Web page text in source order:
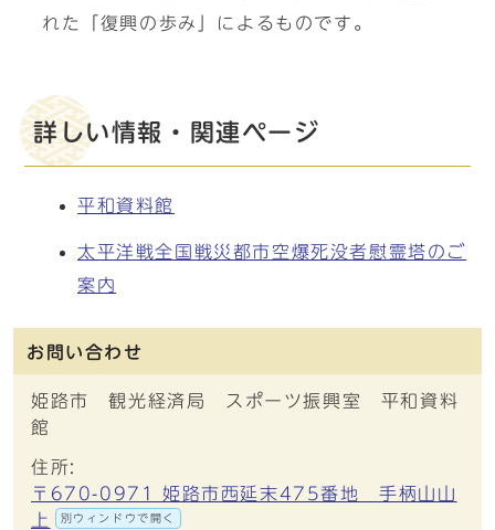
れた「復興の歩み」によるものです。
詳しい情報・関連ページ
平和資料館
太平洋戦全国戦災都市空爆死没者慰霊塔のご
案内
お問い合わせ
姫路市 観光経済局 スポーツ振興室 平和資料
館
住所:
〒670-0971 姫路市西延末475番地 手柄山山
上
別ウィンドウで開く